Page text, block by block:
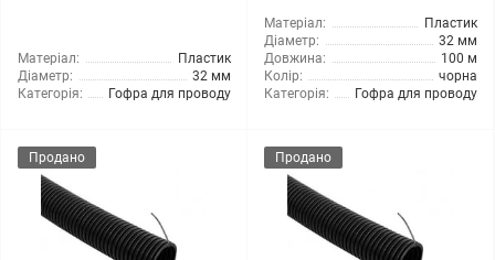
Матеріал:
Пластик
Діаметр:
32 мм
Категорія:
Гофра для проводу
Матеріал:
Пластик
Діаметр:
32 мм
Довжина:
100 м
Колір:
чорна
Категорія:
Гофра для проводу
Продано Продано